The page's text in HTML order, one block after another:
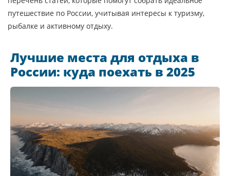
путешествие по России, учитывая интересы к туризму,
рыбалке и активному отдыху.
Лучшие места для отдыха в
России: куда поехать в 2025